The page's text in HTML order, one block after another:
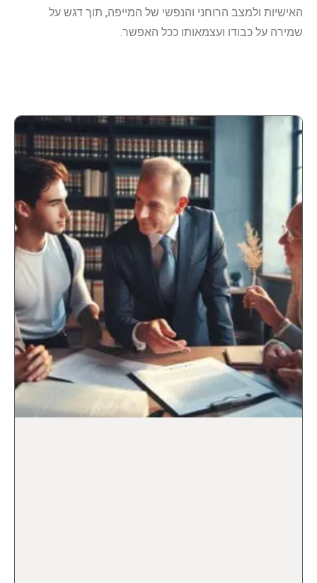
האישיות ולמצב הרוחני והנפשי של המייפה, תוך דגש על
שמירה על כבודו ועצמאותו ככל האפשר.